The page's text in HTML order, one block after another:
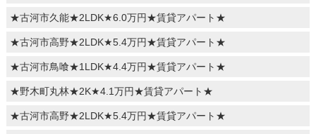
★古河市久能★2LDK★6.0万円★賃貸アパート★
★古河市高野★2LDK★5.4万円★賃貸アパート★
★古河市鳥喰★1LDK★4.4万円★賃貸アパート★
★野木町丸林★2K★4.1万円★賃貸アパート★
★古河市高野★2LDK★5.4万円★賃貸アパート★